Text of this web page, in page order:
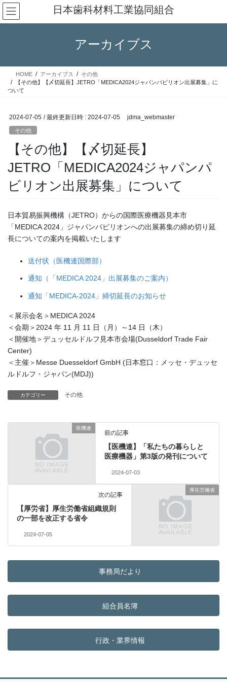
コ
ン
テ
ス
ナ
ビ
ゲ
ン
日本歯科材料工業協同組合
アーカイブス
HOME アーカイブス
その他
【その他】【〆切延長】JETRO「MEDICA2024ジャパンパビリオン出展募集」に
ついて
2024-07-05 / 最終更新日時 : 2024-07-05 jdma_webmaster
その他
【その他】【〆切延長】
JETRO「MEDICA2024ジャパンパ
ビリオン出展募集」について
日本貿易振興機構（JETRO）からの国際医療機器見本市
「MEDICA 2024」ジャパンパビリオンへの出展募集の締め切り延
長についての案内を掲載いたします
送付状（医機連国際部）
通知（「MEDICA 2024」出展募集のご案内）
通知「MEDICA-2024」締切延長のお知らせ
＜展示会名＞MEDICA 2024
＜会期＞2024 年 11 月 11 日（月）～14 日（木）
＜開催地＞デュッセルドルフ見本市会場(Dusseldorf Trade Fair
Center)
＜主催＞Messe Duesseldorf GmbH (日本窓口：メッセ・デュッセ
ルドルフ・ジャパン(MDJ))
カテゴリー その他
医機連
前の記事
【医機連】「私たちの暮らしと
医療機器」第3版の発刊について
2024-07-03
厚生労働省
次の記事
【厚労省】厚生労働省組織規則
の一部を改正する省令
2024-07-05
事務局だより
組合員名簿
行政・業界情報